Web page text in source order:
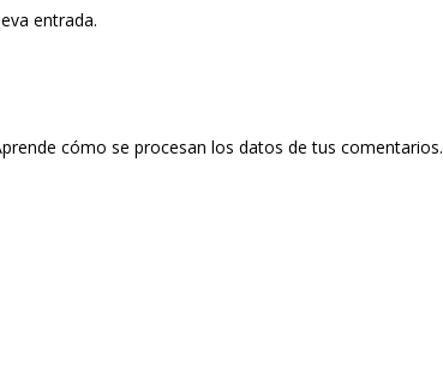
entrada.
cómo se procesan los datos de tus comentarios.